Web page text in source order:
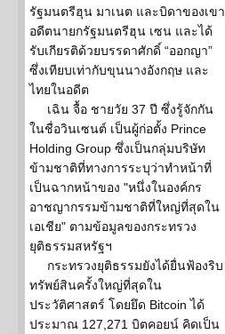
รัฐมนตรีฮุน มาเนต และบิดาของเขา
อดีตนายกรัฐมนตรีฮุน เซน และได้
รับเกียรติด้วยบรรดาศักดิ์ “ออกญา”
ซึ่งเทียบเท่ากับขุนนางอังกฤษ และ
ไทยในอดีต
เฉิน จื้อ ชายวัย 37 ปี ซึ่งรู้จักกัน
ในชื่อวินเซนต์ เป็นผู้ก่อตั้ง Prince
Holding Group ซึ่งเป็นกลุ่มบริษัท
ข้ามชาติที่ทางการระบุว่าทำหน้าที่
เป็นฉากหน้าของ "หนึ่งในองค์กร
อาชญากรรมข้ามชาติที่ใหญ่ที่สุดใน
เอเชีย" ตามข้อมูลของกระทรวง
ยุติธรรมสหรัฐฯ
กระทรวงยุติธรรมยังได้ยื่นฟ้องริบ
ทรัพย์สินครั้งใหญ่ที่สุดใน
ประวัติศาสตร์ โดยยึด Bitcoin ได้
ประมาณ 127,271 บิตคอยน์ คิดเป็น